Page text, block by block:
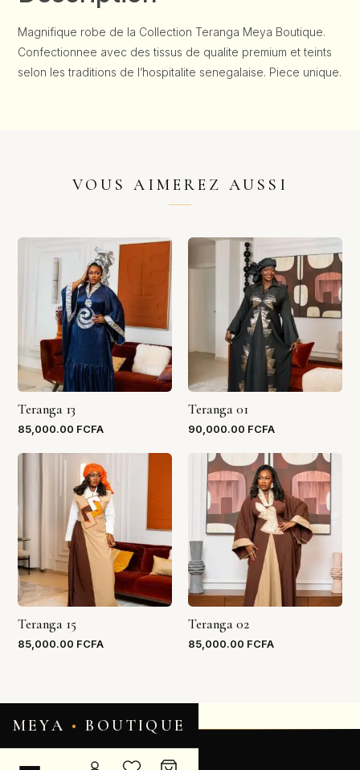
Magnifique robe de la Collection Teranga Meya Boutique.
Confectionnee avec des tissus de qualite premium et teints
selon les traditions de l’hospitalite senegalaise. Piece unique.
VOUS AIMEREZ AUSSI
Teranga 13
85,000.00 FCFA
Teranga 01
90,000.00 FCFA
Teranga 15
85,000.00 FCFA
Teranga 02
85,000.00 FCFA
MEYA • BOUTIQUE